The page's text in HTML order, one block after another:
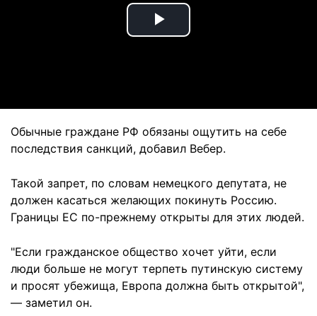
Play
Обычные граждане РФ обязаны ощутить на себе
последствия санкций, добавил Вебер.
Такой запрет, по словам немецкого депутата, не
должен касаться желающих покинуть Россию.
Границы ЕС по-прежнему открыты для этих людей.
"Если гражданское общество хочет уйти, если
люди больше не могут терпеть путинскую систему
и просят убежища, Европа должна быть открытой",
— заметил он.